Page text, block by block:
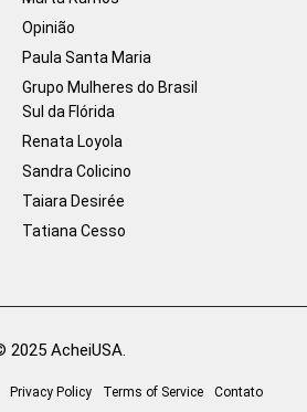
Opinião
Paula Santa Maria
Grupo Mulheres do Brasil
Sul da Flórida
Renata Loyola
Sandra Colicino
Taiara Desirée
Tatiana Cesso
2025 AcheiUSA.
Privacy Policy Terms of Service Contato